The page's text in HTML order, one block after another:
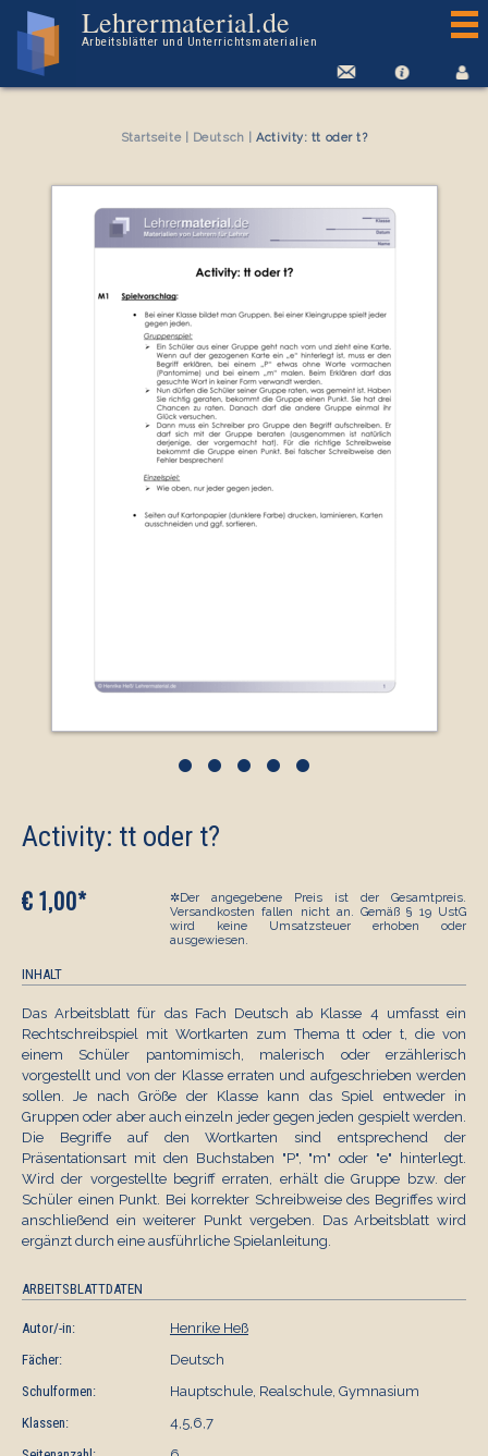
Lehrermaterial.de
Arbeitsblätter und Unterrichtsmaterialien
Startseite| Deutsch |Activity: tt oder t?
•••••
Activity: tt oder t?
€ 1,00*
✲Der angegebene Preis ist der Gesamtpreis.
Versandkosten fallen nicht an. Gemäß § 19 UstG
wird keine Umsatzsteuer erhoben oder
ausgewiesen.
INHALT
Das Arbeitsblatt für das Fach Deutsch ab Klasse 4 umfasst ein
Rechtschreibspiel mit Wortkarten zum Thema tt oder t, die von
einem Schüler pantomimisch, malerisch oder erzählerisch
vorgestellt und von der Klasse erraten und aufgeschrieben werden
sollen. Je nach Größe der Klasse kann das Spiel entweder in
Gruppen oder aber auch einzeln jeder gegen jeden gespielt werden.
Die Begriffe auf den Wortkarten sind entsprechend der
Präsentationsart mit den Buchstaben "P", "m" oder "e" hinterlegt.
Wird der vorgestellte begriff erraten, erhält die Gruppe bzw. der
Schüler einen Punkt. Bei korrekter Schreibweise des Begriffes wird
anschließend ein weiterer Punkt vergeben. Das Arbeitsblatt wird
ergänzt durch eine ausführliche Spielanleitung.
ARBEITSBLATTDATEN
Autor/-in:
Henrike Heß
Fächer:
Deutsch
Schulformen:
Hauptschule, Realschule, Gymnasium
Klassen:
4,5,6,7